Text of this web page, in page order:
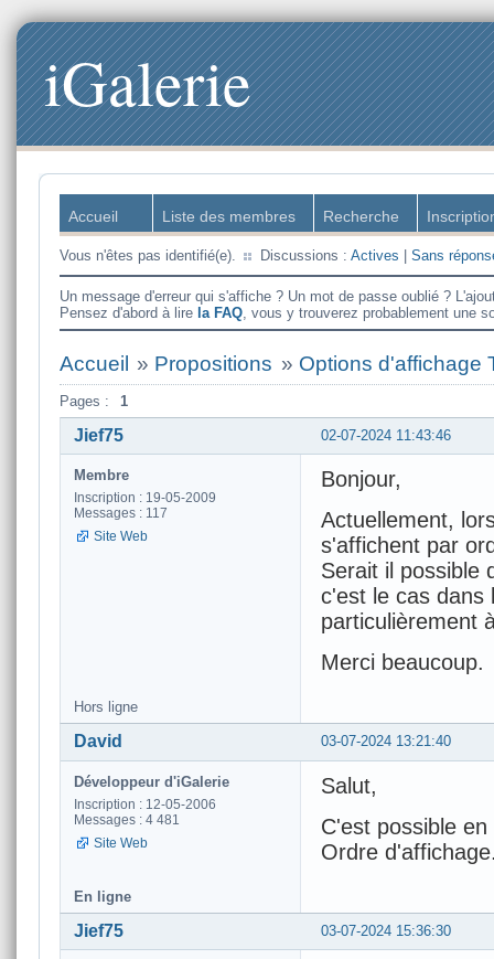
iGalerie
Accueil Liste des membres Recherche
Vous n'êtes pas identifié(e). Discussions : Actives Sans
Un message d'erreur qui s'affiche ? Un mot de passe oublié ?
Pensez d'abord à lire la FAQ, vous y trouverez probablement une
Accueil » Propositions » Options d'affichage
Pages : 1
02-07-2024 11:43:46
Jief75
Membre
Inscription : 19-05-2009
Messages : 117
Site Web
Bonjour,
Actuellement,
s'affichent par
Serait il possible
c'est le cas dans
particulièrement
Merci beaucoup.
Hors ligne
03-07-2024 13:21:40
David
Développeur d'iGalerie
Inscription : 12-05-2006
Messages : 4 481
Site Web
Salut,
C'est possible
Ordre
En ligne
03-07-2024 15:36:30
Jief75